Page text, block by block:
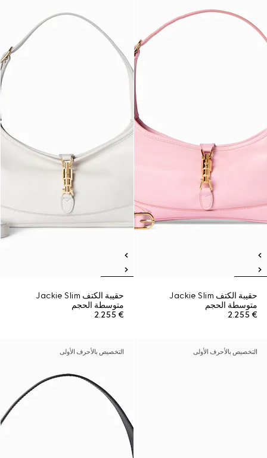
حقيبة الكتف Jackie Slim
متوسطة الحجم
€ 2.255
حقيبة الكتف Jackie Slim
متوسطة الحجم
€ 2.255
التخصيص بالأحرف الأولى التخصيص بالأحرف الأولى